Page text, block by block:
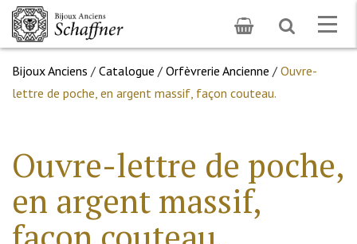
Toggle
search
Bijoux Anciens / Catalogue / Orfèvrerie Ancienne / Ouvre-
lettre de poche, en argent massif, façon couteau.
Ouvre-lettre de poche,
en argent massif,